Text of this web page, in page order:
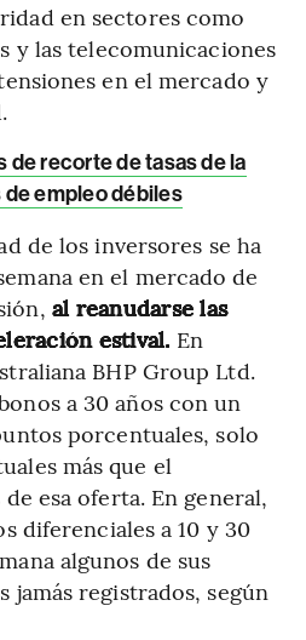
en sectores como
y las telecomunicaciones
en el mercado y
de recorte de tasas de la
empleo débiles
de los inversores se ha
en el mercado de
al reanudarse las
estival. En
BHP Group Ltd.
a 30 años con un
porcentuales, solo
más que el
esa oferta. En general,
diferenciales a 10 y 30
algunos de sus
jamás registrados, según